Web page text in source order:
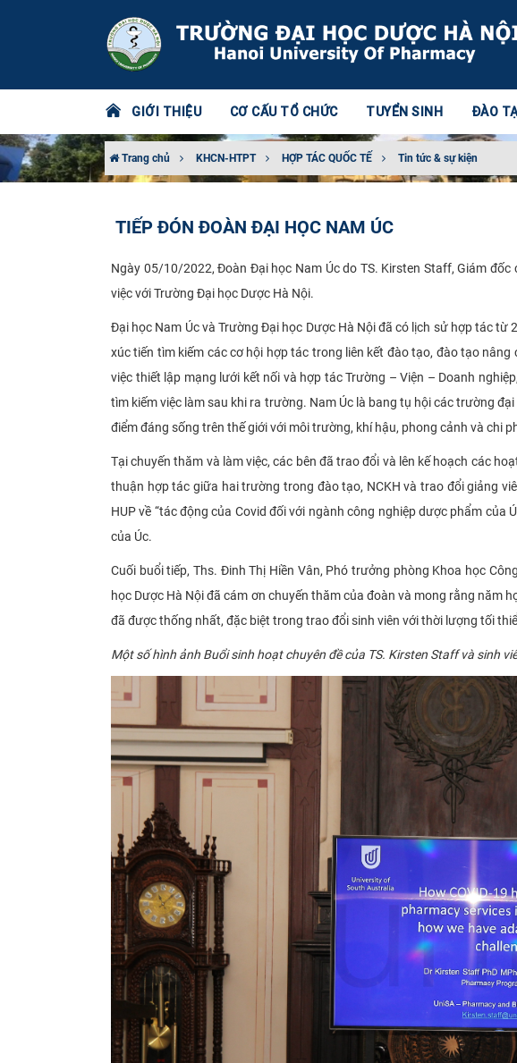
GIỚI THIỆU CƠ CẤU TỔ CHỨC TUYỂN SINH ĐÀO
Trang chủ KHCN-HTPT HỢP TÁC QUỐC TẾ Tin tức & sự kiện
TIẾP ĐÓN ĐOÀN ĐẠI HỌC NAM ÚC
Ngày 05/10/2022, Đoàn Đại học Nam Úc do TS. Kirsten Staff, Giám
việc với Trường Đại học Dược Hà Nội.
Đại học Nam Úc và Trường Đại học Dược Hà Nội đã có lịch sử hợp tác
xúc tiến tìm kiếm các cơ hội hợp tác trong liên kết đào tạo, đào tạo
việc thiết lập mạng lưới kết nối và hợp tác Trường – Viện – Doanh
tìm kiếm việc làm sau khi ra trường. Nam Úc là bang tụ hội các trường
điểm đáng sống trên thế giới với môi trường, khí hậu, phong cảnh và chi
Tại chuyến thăm và làm việc, các bên đã trao đổi và lên kế hoạch các
thuận hợp tác giữa hai trường trong đào tạo, NCKH và trao đổi giảng
HUP về “tác động của Covid đối với ngành công nghiệp dược phẩm
của Úc.
Cuối buổi tiếp, Ths. Đinh Thị Hiền Vân, Phó trưởng phòng Khoa học
học Dược Hà Nội đã cám ơn chuyến thăm của đoàn và mong rằng năm
đã được thống nhất, đặc biệt trong trao đổi sinh viên với thời lượng tối
Một số hình ảnh Buổi sinh hoạt chuyên đề của TS. Kirsten Staff và sinh